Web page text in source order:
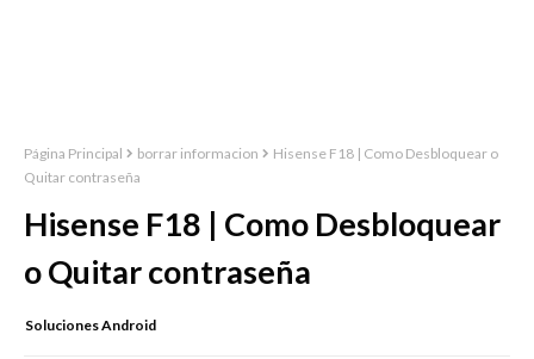
Página Principal borrar informacion
Hisense F18 | Como Desbloquear o
Quitar contraseña
Hisense F18 | Como Desbloquear
o Quitar contraseña
Soluciones Android